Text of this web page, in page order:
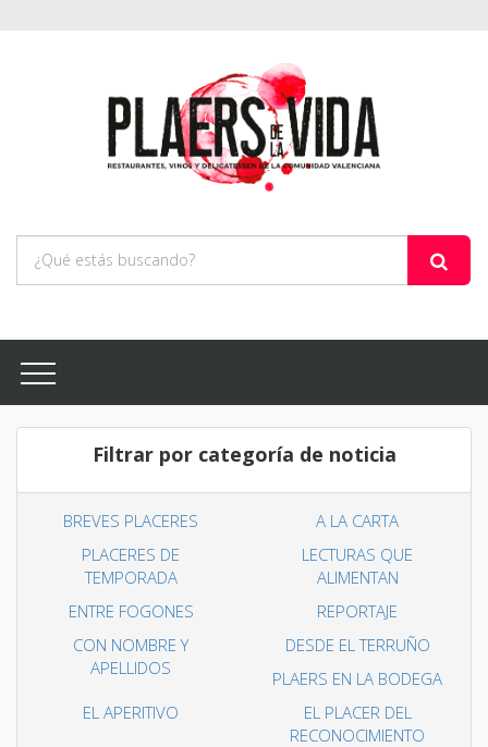
Filtrar por categoría de noticia
BREVES PLACERES
A LA CARTA
PLACERES DE
TEMPORADA
LECTURAS QUE
ALIMENTAN
ENTRE FOGONES
REPORTAJE
CON NOMBRE Y
APELLIDOS
DESDE EL TERRUÑO
PLAERS EN LA BODEGA
EL APERITIVO
EL PLACER DEL
RECONOCIMIENTO